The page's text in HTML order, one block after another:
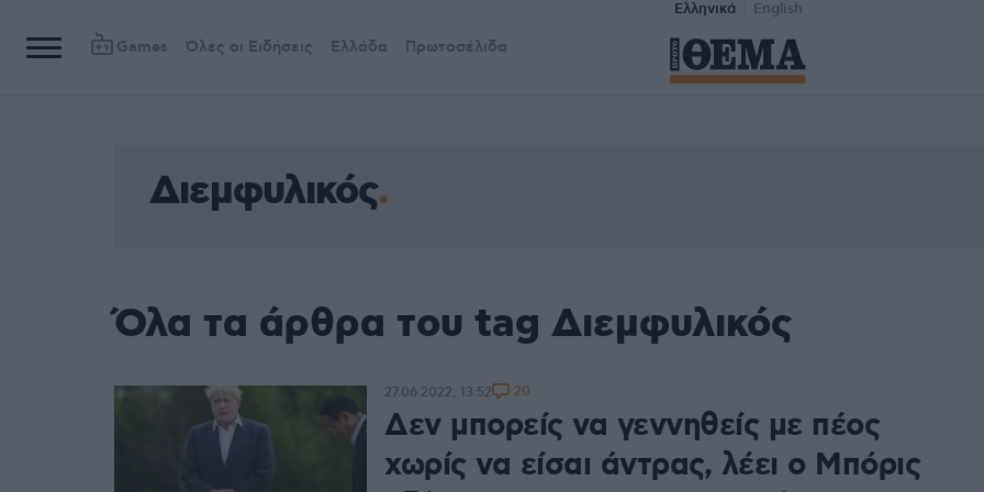
Ελληνικά English
Games Όλες οι Ειδήσεις Ελλάδα Πρωτοσέλιδα
Διεμφυλικός
Όλα τα άρθρα του tag Διεμφυλικός
Δεν μπορείς να γεννηθείς με πέος
χωρίς να είσαι άντρας, λέει ο Μπόρις
27.06.2022, 13:52 20